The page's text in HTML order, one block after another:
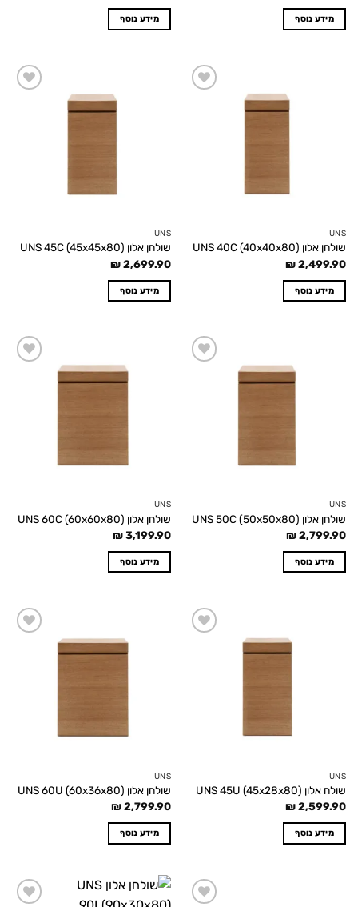
מידע נוסף מידע נוסף
UNS
שולחן אלון UNS 40C (40x40x80)
₪2,499.90
מידע נוסף
UNS
שולחן אלון UNS 45C (45x45x80)
₪2,699.90
מידע נוסף
UNS
שולחן אלון UNS 50C (50x50x80)
₪2,799.90
מידע נוסף
UNS
שולחן אלון UNS 60C (60x60x80)
₪3,199.90
מידע נוסף
UNS
שולח אלון UNS 45U (45x28x80)
₪2,599.90
מידע נוסף
UNS
שולחן אלון UNS 60U (60x36x80)
₪2,799.90
מידע נוסף